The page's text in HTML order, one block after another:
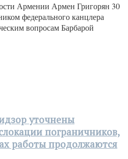
Армении Армен Григорян 30
федерального канцлера
вопросам Барбарой
уточнены
пограничников,
работы продолжаются